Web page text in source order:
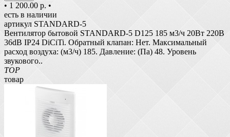
• 1 200.00 р. •
есть в наличии
артикул STANDARD-5
Вентилятор бытовой STANDARD-5 D125 185 м3/ч 20Вт 220В
36dB IP24 DiCiTi. Обратный клапан: Нет. Максимальный
расход воздуха: (м3/ч) 185. Давление: (Па) 48. Уровень
звукового..
TOP
товар